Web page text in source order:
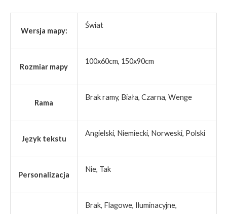
Wersja mapy:
Świat
Rozmiar mapy
100x60cm, 150x90cm
Rama
Brak ramy, Biała, Czarna, Wenge
Język tekstu
Angielski, Niemiecki, Norweski, Polski
Personalizacja
Nie, Tak
Brak, Flagowe, Iluminacyjne,